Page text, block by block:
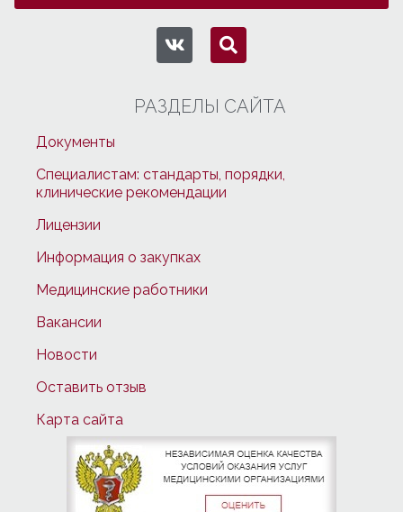
РАЗДЕЛЫ САЙТА
Документы
Специалистам: стандарты, порядки,
клинические рекомендации
Лицензии
Информация о закупках
Медицинские работники
Вакансии
Новости
Оставить отзыв
Карта сайта